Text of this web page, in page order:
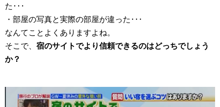
た･･･
・部屋の写真と実際の部屋が違った･･･
なんてことよくありますよね。
そこで、 宿のサイトでより信頼できるのはどっちでしょう
か？